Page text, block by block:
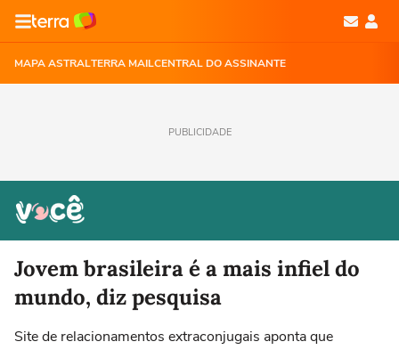
MAPA ASTRALTERRA MAILCENTRAL DO ASSINANTE
PUBLICIDADE
Jovem brasileira é a mais infiel do
mundo, diz pesquisa
Site de relacionamentos extraconjugais aponta que